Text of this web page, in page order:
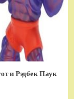
и Рэдбек Паук